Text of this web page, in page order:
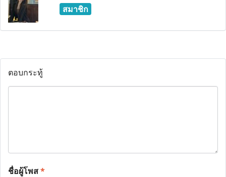
สมาชิก
ตอบกระทู้
ชื่อผู้โพส*